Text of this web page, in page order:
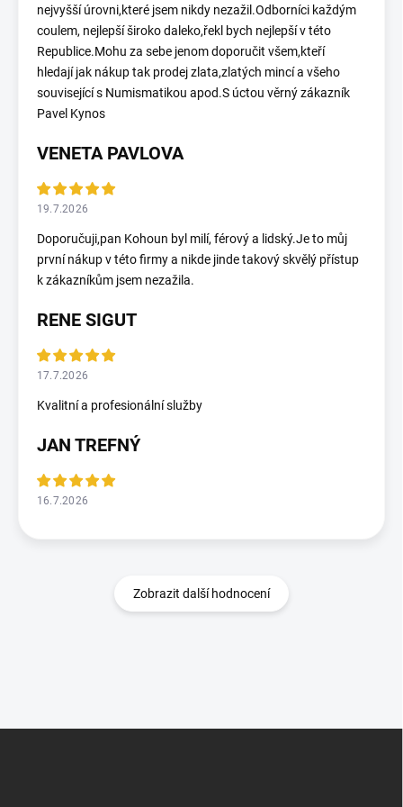
nejvyšší úrovni,které jsem nikdy nezažil.Odborníci každým
coulem, nejlepší široko daleko,řekl bych nejlepší v této
Republice.Mohu za sebe jenom doporučit všem,kteří
hledají jak nákup tak prodej zlata,zlatých mincí a všeho
související s Numismatikou apod.S úctou věrný zákazník
Pavel Kynos
VENETA PAVLOVA
19.7.2026
Doporučuji,pan Kohoun byl milí, férový a lidský.Je to můj
první nákup v této firmy a nikde jinde takový skvělý přístup
k zákazníkům jsem nezažila.
RENE SIGUT
17.7.2026
Kvalitní a profesionální služby
JAN TREFNÝ
16.7.2026
Zobrazit další hodnocení